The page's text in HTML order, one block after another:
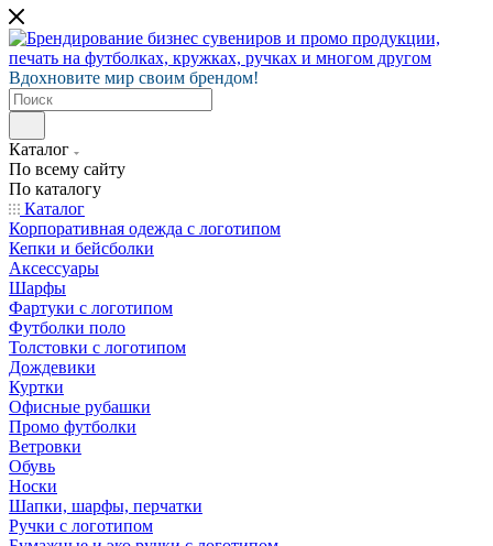
Вдохновите мир своим брендом!
Каталог
По всему сайту
По каталогу
Каталог
Корпоративная одежда с логотипом
Кепки и бейсболки
Аксессуары
Шарфы
Фартуки с логотипом
Футболки поло
Толстовки с логотипом
Дождевики
Куртки
Офисные рубашки
Промо футболки
Ветровки
Обувь
Носки
Шапки, шарфы, перчатки
Ручки с логотипом